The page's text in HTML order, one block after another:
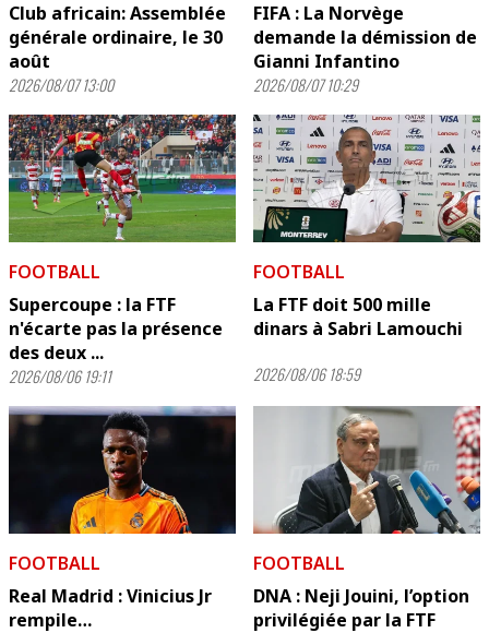
Club africain: Assemblée
générale ordinaire, le 30
août
2026/08/07 13:00
FIFA : La Norvège
demande la démission de
Gianni Infantino
2026/08/07 10:29
FOOTBALL
Supercoupe : la FTF
n'écarte pas la présence
des deux ...
2026/08/06 19:11
FOOTBALL
La FTF doit 500 mille
dinars à Sabri Lamouchi
2026/08/06 18:59
FOOTBALL
Real Madrid : Vinicius Jr
rempile…
FOOTBALL
DNA : Neji Jouini, l’option
privilégiée par la FTF